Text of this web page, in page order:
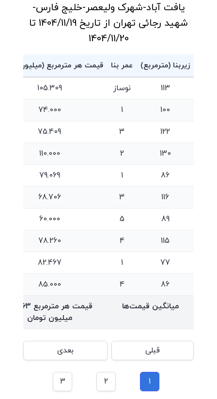
یافت آباد-شهرک ولیعصر-خلیج فارس-
شهید رجائی تهران از تاریخ 1404/11/19 تا
1404/11/20
زیربنا (مترمربع) عمر بنا قیمت هر مترمربع (میلیون
113 نوساز 105.309
100
1
74.000
122
3
75.409
130
2
110.000
86
1
79.069
116
3
68.706
89
5
60.000
115
4
78.260
77
1
82.467
86
4
85.000
میانگین قیمت‌ها قیمت هر مترمربع 74.963
میلیون تومان
قبلی بعدی
1
2
3